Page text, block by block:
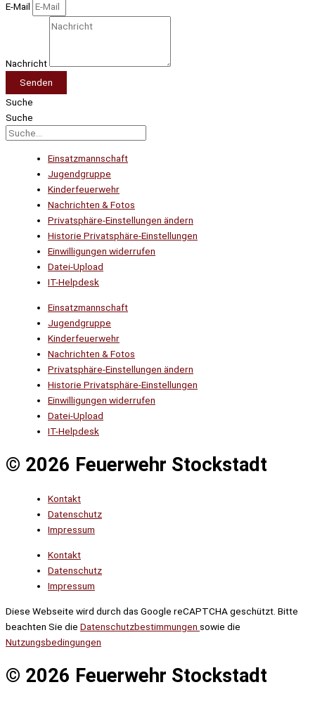
E-Mail
Nachricht
Senden
Suche
Suche
Einsatzmannschaft
Jugendgruppe
Kinderfeuerwehr
Nachrichten & Fotos
Privatsphäre-Einstellungen ändern
Historie Privatsphäre-Einstellungen
Einwilligungen widerrufen
Datei-Upload
IT-Helpdesk
Einsatzmannschaft
Jugendgruppe
Kinderfeuerwehr
Nachrichten & Fotos
Privatsphäre-Einstellungen ändern
Historie Privatsphäre-Einstellungen
Einwilligungen widerrufen
Datei-Upload
IT-Helpdesk
© 2026 Feuerwehr Stockstadt
Kontakt
Datenschutz
Impressum
Kontakt
Datenschutz
Impressum
Diese Webseite wird durch das Google reCAPTCHA geschützt. Bitte
beachten Sie die Datenschutzbestimmungen sowie die
Nutzungsbedingungen
© 2026 Feuerwehr Stockstadt